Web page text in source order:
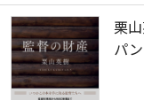
栗
パ